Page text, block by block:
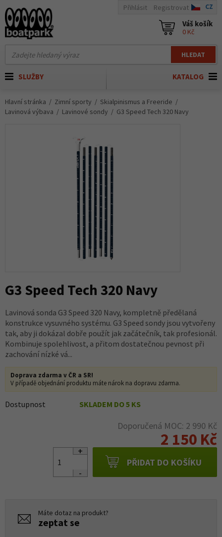
HLEDAT
Přihlásit Registrovat CZ
Váš košík
0 Kč
KATALOG
SLUŽBY
Hlavní stránka Zimní sporty
Skialpinismus a Freeride
Lavinová výbava
Lavinové sondy G3 Speed Tech 320 Navy
G3 Speed Tech 320 Navy
Lavinová sonda G3 Speed 320 Navy, kompletně předělaná
konstrukce vysuvného systému. G3 Speed sondy jsou vytvořeny
tak, aby ji dokázal dobře použít jak začátečník, tak profesionál.
Kombinuje spolehlivost, a přitom dostatečnou pevnost při
zachování nízké vá...
Doprava zdarma v ČR a SR!
V případě objednání produktu máte nárok na dopravu zdarma.
Dostupnost SKLADEM DO 5 KS
Doporučená MOC: 2 990 Kč
2 150 Kč
PŘIDAT DO KOŠÍKU
Máte dotaz na produkt?
zeptat se